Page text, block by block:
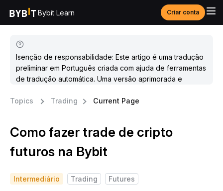
Bybit Learn Criar conta
Isenção de responsabilidade: Este artigo é uma tradução
preliminar em Português criada com ajuda de ferramentas
de tradução automática. Uma versão aprimorada e
Topics
Trading Current Page
Como fazer trade de cripto
futuros na Bybit
Intermediário Trading
Futures